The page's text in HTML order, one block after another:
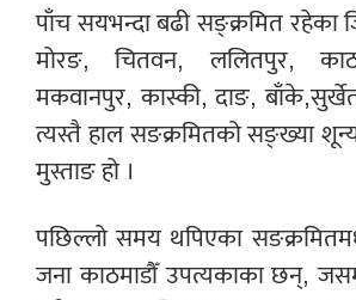
पाँच सयभन्दा बढी सङ्क्रमित रहेका
मोरङ, चितवन, ललितपुर,
मकवानपुर, कास्की, दाङ,
त्यस्तै हाल सङक्रमितको सङ्ख्या
मुस्ताङ हो ।
पछिल्लो समय थपिएका
जना काठमाडौँ उपत्यकाका छन्,